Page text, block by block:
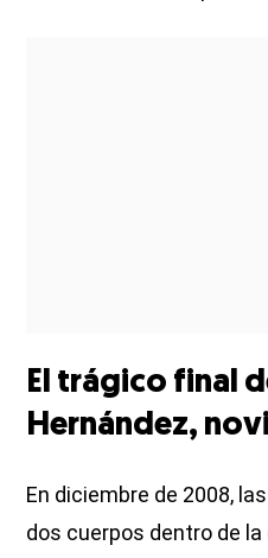
El trágico final
Hernández,
En diciembre de 2008,
dos cuerpos dentro de